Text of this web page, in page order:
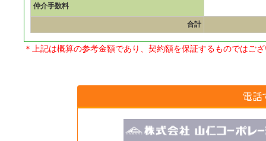
仲介手数料
合計
＊上記は概算の参考金額であり、契約額を保証するものではご
電話